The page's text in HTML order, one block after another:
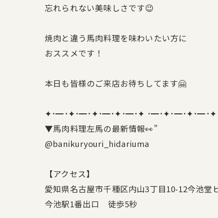
忘れられない美味しさです😉
焼肉と違う馬肉料理を味わいたい方に
おススメです！
本日も皆様のご来店お待ちしてます🤗
✦･━･✦･━･✦･━･✦･━･✦ ･━･✦･━･✦･━･✦
▼馬肉料理左馬の最新情報👀”
@banikuryouri_hidariuma
【アクセス】
愛知県名古屋市千種区内山3丁目10-12今池堂
今池駅1番出口 徒歩5秒